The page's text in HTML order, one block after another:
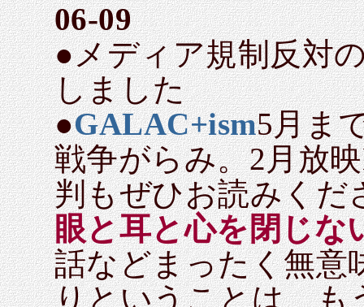
06-09
●メディア規制反対
しました
●GALAC+ism5月ま
戦争がらみ。2月放
判もぜひお読みくだ
眼と耳と心を閉じな
話などまったく無意
りということは、も